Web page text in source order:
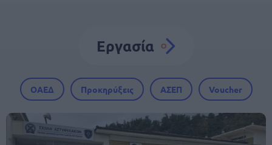
Εργασία
ΟΑΕΔ Προκηρύξεις ΑΣΕΠ Voucher